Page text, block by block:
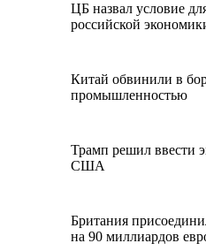
ЦБ назвал условие
российской
Китай обвинили в
промышленностью
Трамп решил ввести
США
Британия
на 90 миллиардов